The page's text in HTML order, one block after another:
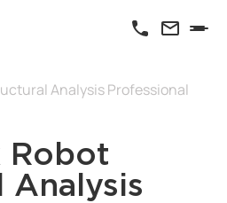
Analysis Professional
Robot
Analysis